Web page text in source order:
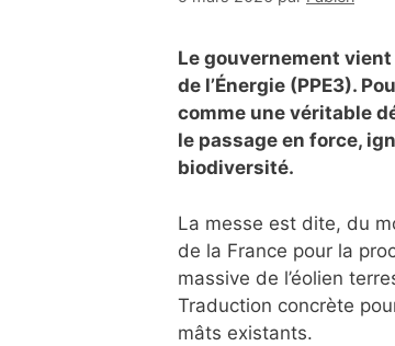
Le gouvernement
de l’Énergie (PPE3).
comme une véritable
le passage en force,
biodiversité.
La messe est dite, du
de la France pour la
massive de l’éolien
Traduction concrète
mâts existants.